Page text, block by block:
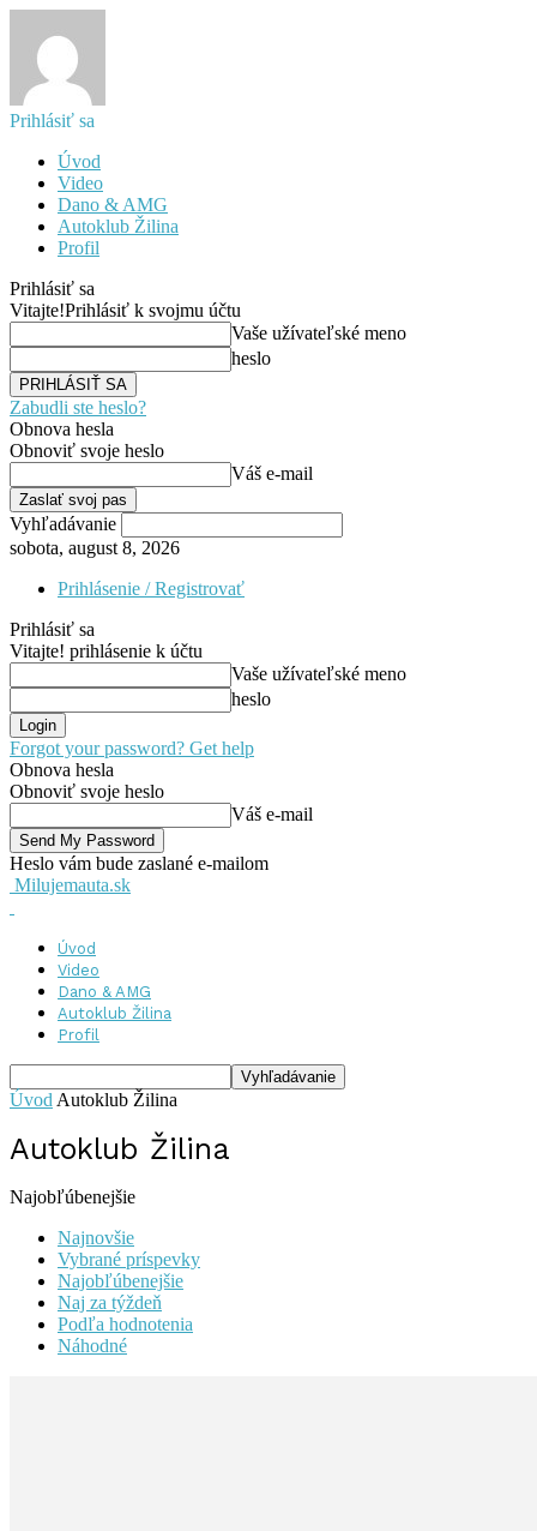
Prihlásiť sa
Úvod
Video
Dano & AMG
Autoklub Žilina
Profil
Prihlásiť sa
Vitajte!Prihlásiť k svojmu účtu
Vaše užívateľské meno
heslo
Zabudli ste heslo?
Obnova hesla
Obnoviť svoje heslo
Váš e-mail
Vyhľadávanie
sobota, august 8, 2026
Prihlásenie / Registrovať
Prihlásiť sa
Vitajte! prihlásenie k účtu
Vaše užívateľské meno
heslo
Forgot your password? Get help
Obnova hesla
Obnoviť svoje heslo
Váš e-mail
Heslo vám bude zaslané e-mailom
Milujemauta.sk
Úvod
Video
Dano & AMG
Autoklub Žilina
Profil
Úvod Autoklub Žilina
Autoklub Žilina
Najobľúbenejšie
Najnovšie
Vybrané príspevky
Najobľúbenejšie
Naj za týždeň
Podľa hodnotenia
Náhodné